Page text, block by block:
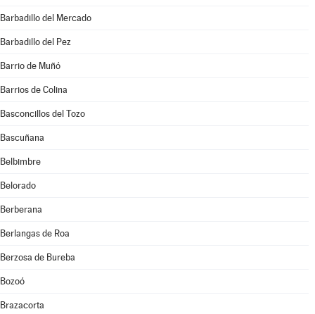
Barbadillo del Mercado
Barbadillo del Pez
Barrio de Muñó
Barrios de Colina
Basconcillos del Tozo
Bascuñana
Belbimbre
Belorado
Berberana
Berlangas de Roa
Berzosa de Bureba
Bozoó
Brazacorta